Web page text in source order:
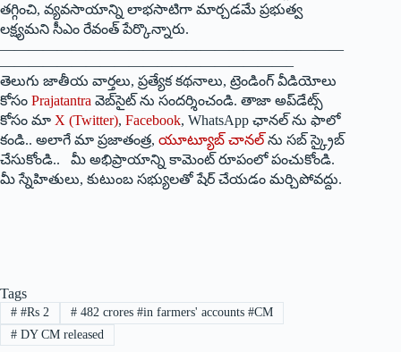
తగ్గించి, వ్యవసాయాన్ని లాభసాటిగా మార్చడమే ప్రభుత్వ
లక్ష్యమని సీఎం రేవంత్‌ ‌పేర్కొన్నారు.
————————————————————————
————————————————————–
తెలుగు జాతీయ వార్తలు, ప్రత్యేక కథనాలు, ట్రెండింగ్ వీడియోలు
కోసం Prajatantra వెబ్‌సైట్ ను సందర్శించండి. తాజా అప్‌డేట్స్
కోసం మా X (Twitter), Facebook, WhatsApp ఛానల్ ను ఫాలో
కండి.. అలాగే మా ప్రజాతంత్ర, యూట్యూబ్ చానల్ ను సబ్ స్క్రైబ్
చేసుకోండి.. మీ అభిప్రాయాన్ని కామెంట్ రూపంలో పంచుకోండి.
మీ స్నేహితులు, కుటుంబ సభ్యులతో షేర్ చేయడం మర్చిపోవద్దు.
Tags
##Rs 2 #482 crores #in farmers' accounts #CM
#DY CM released